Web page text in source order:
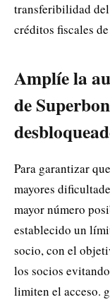
transferibilidad
créditos fiscales
Amplíe la
de
Para garantizar
mayores
mayor número
establecido un
socio, con el
los socios
limiten el acceso.